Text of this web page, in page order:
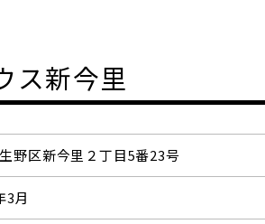
ス新今里
野区新今里２丁目5番23号
3月